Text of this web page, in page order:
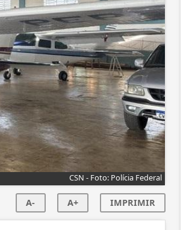
CSN - Foto: Polícia Federal
A- A+ IMPRIMIR